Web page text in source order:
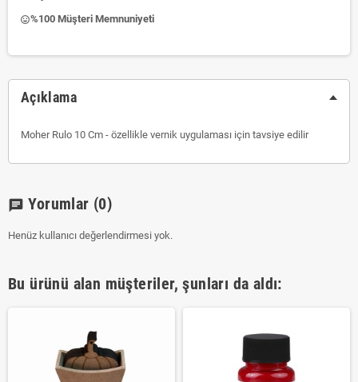
insert_emoticon%100 Müşteri Memnuniyeti
Açıklama
Moher Rulo 10 Cm - özellikle vernik uygulaması için tavsiye edilir
chat Yorumlar (0)
Henüz kullanıcı değerlendirmesi yok.
Bu ürünü alan müşteriler, şunları da aldı: